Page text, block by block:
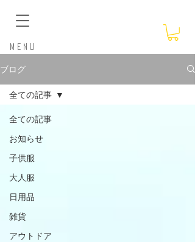
​Menu
ブログ
全ての記事
お知らせ
子供服
大人服
日用品
雑貨
アウトドア
全ての記事